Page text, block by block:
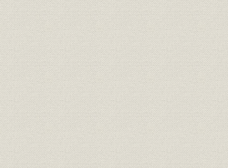
価格 政府の米穀買上・売渡価格
昭和20年
21年
販売;資金
供出代金支払機構図(昭和22年2
月改正後・・・概算払制度)
昭和22年
価格;金利
金庫と食糧庁との間における食
糧代金が違算金利率
昭和22年
27年
生産
戦後における主要化学肥料生産
高
昭和16年
(1949年)
貸付金
日本肥料株式会社に対する金庫
の肥料設備転貸資金の貸出額
昭和21年
(1947年)3